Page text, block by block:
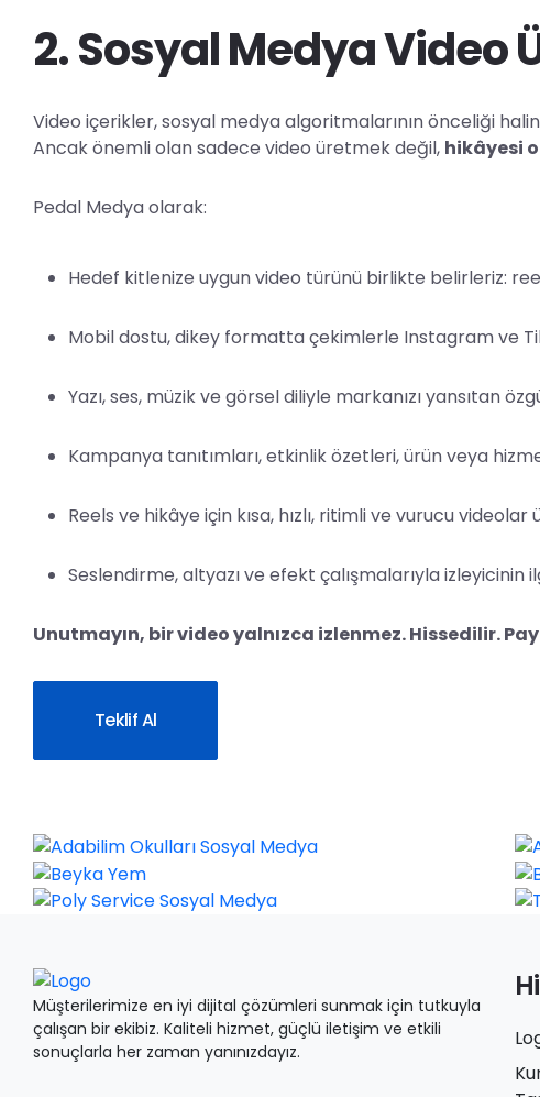
2. Sosyal Medya Video
Video içerikler, sosyal medya algoritmalarının önceliği
Ancak önemli olan sadece video üretmek değil, hikâyesi
Pedal Medya olarak:
Hedef kitlenize uygun video türünü birlikte belirleriz:
Mobil dostu, dikey formatta çekimlerle Instagram ve
Yazı, ses, müzik ve görsel diliyle markanızı yansıtan
Kampanya tanıtımları, etkinlik özetleri, ürün veya
Reels ve hikâye için kısa, hızlı, ritimli ve vurucu videolar
Seslendirme, altyazı ve efekt çalışmalarıyla izleyicinin
Unutmayın, bir video yalnızca izlenmez. Hissedilir.
Teklif Al
Müşterilerimize en iyi dijital çözümleri sunmak için tutkuyla
çalışan bir ekibiz. Kaliteli hizmet, güçlü iletişim ve etkili
sonuçlarla her zaman yanınızdayız.